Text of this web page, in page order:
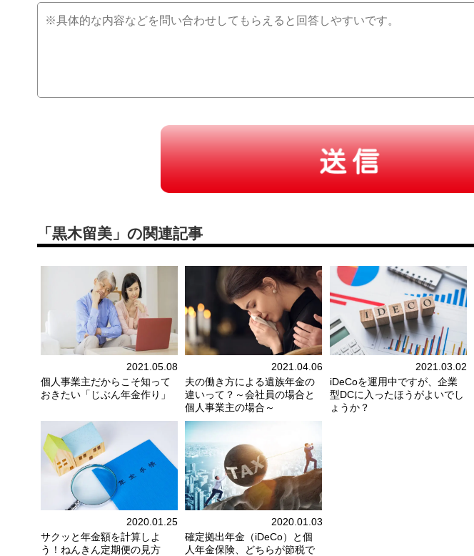
「黒木留美」の関連記事
2021.05.08
個人事業主だからこそ知って
おきたい「じぶん年金作り」
2021.04.06
夫の働き方による遺族年金の
違いって？～会社員の場合と
個人事業主の場合～
2021.03.02
iDeCoを運用中ですが、企業
型DCに入ったほうがよいでし
ょうか？
2020.01.25
サクッと年金額を計算しよ
う！ねんきん定期便の見方
2020.01.03
確定拠出年金（iDeCo）と個
人年金保険、どちらが節税で